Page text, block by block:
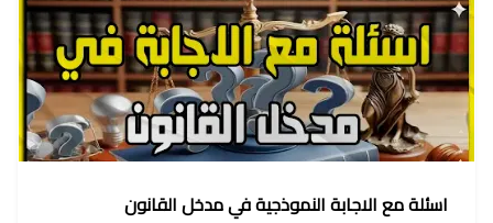
اسئلة مع الاجابة النموذجية في مدخل القانون